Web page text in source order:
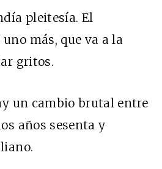
pleitesía. El
más, que va a la
gritos.
un cambio brutal entre
años sesenta y